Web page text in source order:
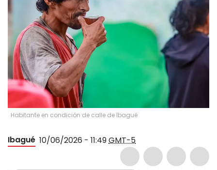
Habitante en condición de calle de Ibagué
Ibagué 10/06/2026 - 11:49GMT-5